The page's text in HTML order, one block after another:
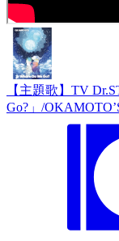
【主題歌】TV
Go?」/